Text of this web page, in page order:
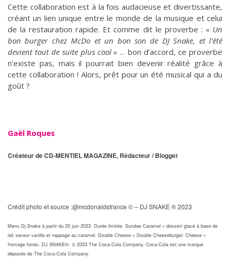
Cette collaboration est à la fois audacieuse et divertissante,
créant un lien unique entre le monde de la musique et celui
de la restauration rapide. Et comme dit le proverbe : « Un
bon burger chez McDo et un bon son de DJ Snake, et l’été
devient tout de suite plus cool » … bon d’accord, ce proverbe
n’existe pas, mais il pourrait bien devenir réalité grâce à
cette collaboration ! Alors, prêt pour un été musical qui a du
goût ?
Gaël Roques
Créateur de CD-MENTIEL MAGAZINE, Rédacteur / Blogger
Crédit photo et source :@mcdonaldsfrance © – DJ SNAKE ® 2023
Menu Dj Snake à partir du 20 juin 2023. Durée limitée. Sundae Caramel = dessert glacé à base de
lait saveur vanille et nappage au caramel. Double Cheese = Double Cheeseburger. Cheese =
fromage fondu. DJ SNAKE®. © 2023 The Coca-Cola Company, Coca-Cola est une marque
déposée de The Coca-Cola Company.